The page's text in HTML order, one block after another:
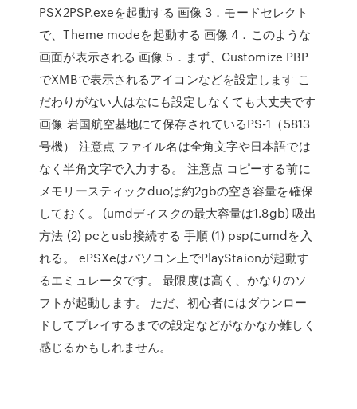
PSX2PSP.exeを起動する 画像 3．モードセレクト
で、Theme modeを起動する 画像 4．このような
画面が表示される 画像 5．まず、Customize PBP
でXMBで表示されるアイコンなどを設定します こ
だわりがない人はなにも設定しなくても大丈夫です
画像 岩国航空基地にて保存されているPS-1（5813
号機） 注意点 ファイル名は全角文字や日本語では
なく半角文字で入力する。 注意点 コピーする前に
メモリースティックduoは約2gbの空き容量を確保
しておく。 (umdディスクの最大容量は1.8gb) 吸出
方法 (2) pcとusb接続する 手順 (1) pspにumdを入
れる。 ePSXeはパソコン上でPlayStaionが起動す
るエミュレータです。 最限度は高く、かなりのソ
フトが起動します。 ただ、初心者にはダウンロー
ドしてプレイするまでの設定などがなかなか難しく
感じるかもしれません。